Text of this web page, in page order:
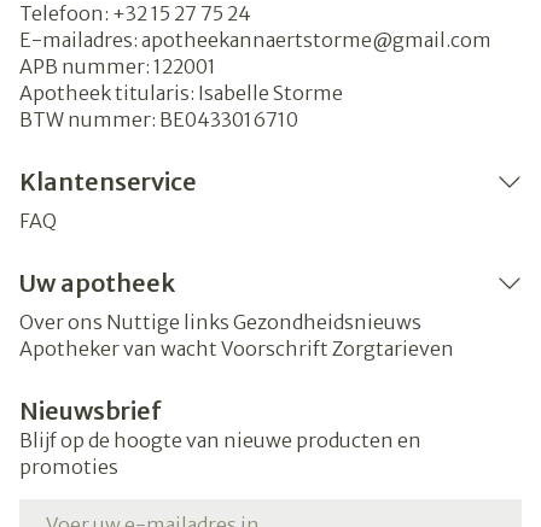
Telefoon: +32 15 27 75 24
E-mailadres: apotheekannaertstorme@gmail.com
APB nummer: 122001
Apotheek titularis: Isabelle Storme
BTW nummer: BE0433016710
Klantenservice
FAQ
Uw apotheek
Over ons Nuttige links Gezondheidsnieuws
Apotheker van wacht Voorschrift Zorgtarieven
Nieuwsbrief
Blijf op de hoogte van nieuwe producten en
promoties